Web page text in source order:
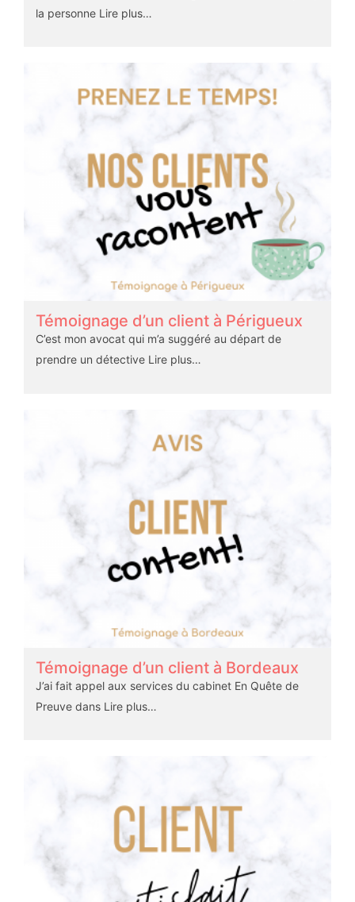
la personne Lire plus…
Témoignage d’un client à Périgueux
C’est mon avocat qui m’a suggéré au départ de
prendre un détective Lire plus…
Témoignage d’un client à Bordeaux
J’ai fait appel aux services du cabinet En Quête de
Preuve dans Lire plus…